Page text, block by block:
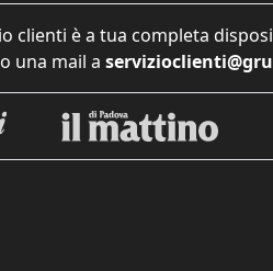
clienti è a tua completa
una mail a